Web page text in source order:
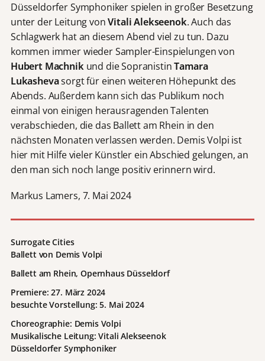
Düsseldorfer Symphoniker spielen in großer Besetzung
unter der Leitung vonVitali Alekseenok. Auch das
Schlagwerk hat an diesem Abend viel zu tun. Dazu
kommen immer wieder Sampler-Einspielungen von
Hubert Machnikund die SopranistinTamara
Lukashevasorgt für einen weiteren Höhepunkt des
Abends. Außerdem kann sich das Publikum noch
einmal von einigen herausragenden Talenten
verabschieden, die das Ballett am Rhein in den
nächsten Monaten verlassen werden. Demis Volpi ist
hier mit Hilfe vieler Künstler ein Abschied gelungen, an
den man sich noch lange positiv erinnern wird.
Markus Lamers, 7. Mai 2024
Surrogate Cities
Ballett von Demis Volpi
Ballett am Rhein, Opernhaus Düsseldorf
Premiere: 27. März 2024
besuchte Vorstellung: 5. Mai 2024
Choreographie: Demis Volpi
Musikalische Leitung: Vitali Alekseenok
Düsseldorfer Symphoniker